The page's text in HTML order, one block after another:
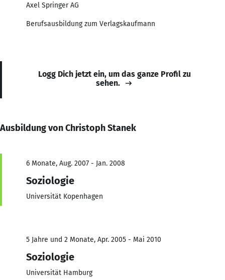
Axel Springer AG
Berufsausbildung zum Verlagskaufmann
Logg Dich jetzt ein, um das ganze Profil zu
sehen.
Ausbildung von Christoph Stanek
6 Monate, Aug. 2007 - Jan. 2008
Soziologie
Universität Kopenhagen
5 Jahre und 2 Monate, Apr. 2005 - Mai 2010
Soziologie
Universität Hamburg